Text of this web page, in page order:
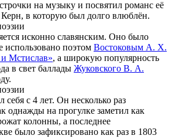
на музыку и посвятил романс её
в которую был долго влюблён.
исконно славянским. Оно было
поэтом Востоковым А. Х.
Мстислав», а широкую популярность
в свет баллады Жуковского В. А.
себя с 4 лет. Он несколько раз
однажды на прогулке заметил как
колонны, а последнее
было зафиксировано как раз в 1803